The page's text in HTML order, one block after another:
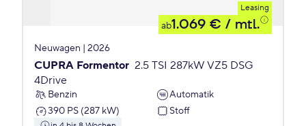
Leasing
ab1.069 € / mtl.
Neuwagen | 2026
CUPRA Formentor 2.5 TSI 287kW VZ5 DSG
4Drive
Benzin
Automatik
390 PS (287 kW)
Stoff